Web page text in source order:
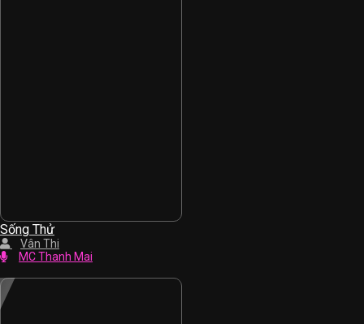
Sống Thử
Vân Thi
MC Thanh Mai